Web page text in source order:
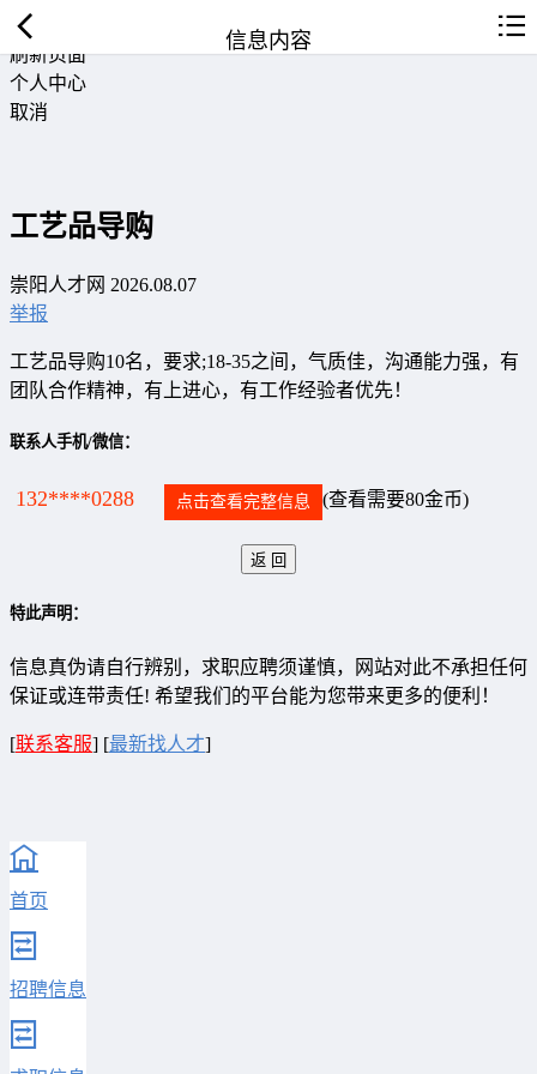
返回首页
刷新页面
个人中心
取消
信息内容
工艺品导购
崇阳人才网 2026.08.07
举报
工艺品导购10名，要求;18-35之间，气质佳，沟通能力强，有
团队合作精神，有上进心，有工作经验者优先！
联系人手机/微信：
132****0288 点击查看完整信息 (查看需要80金币)
特此声明：
信息真伪请自行辨别，求职应聘须谨慎，网站对此不承担任何
保证或连带责任! 希望我们的平台能为您带来更多的便利！
[联系客服] [最新找人才]
首页
招聘信息